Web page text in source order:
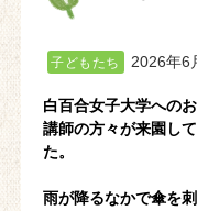
子どもたち 2026年6
白百合女子大学への
講師の方々が来園し
た。
雨が降るなかで傘を